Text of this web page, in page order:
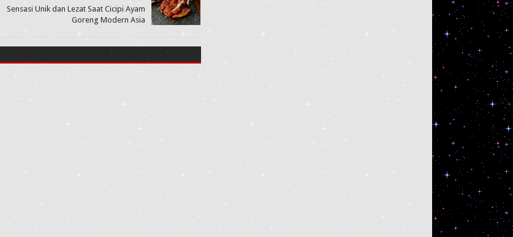
Sensasi Unik dan Lezat Saat Cicipi Ayam
Goreng Modern Asia